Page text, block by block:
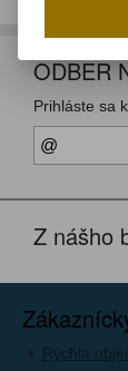
ODBER
Prihláste sa
Z nášho
Rýchla